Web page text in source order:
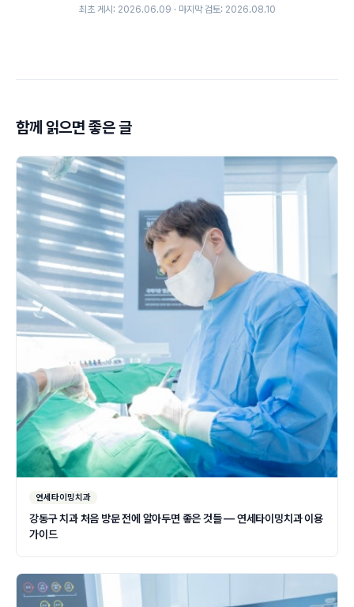
최초 게시: 2026.06.09 · 마지막 검토: 2026.08.10
함께 읽으면 좋은 글
연세타이밍치과
강동구 치과 처음 방문 전에 알아두면 좋은 것들 — 연세타이밍치과 이용
가이드